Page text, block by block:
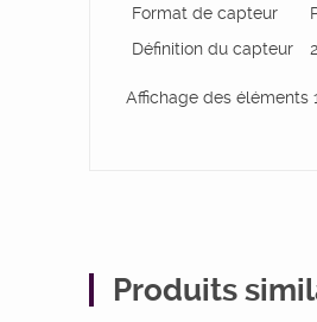
Format de capteur
Définition du capteur
Affichage des éléments
Produits